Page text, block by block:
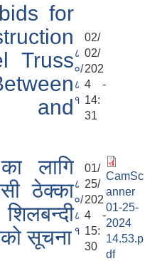
for
Truss८
०/
८
१
02/
02/
202
4 -
14:
31
लागि
ठेक्का
सूचना
८
०/
८
१
01/
25/
202
4 -
15:
30
CamSc
anner
01-25-
2024
14.53.p
df